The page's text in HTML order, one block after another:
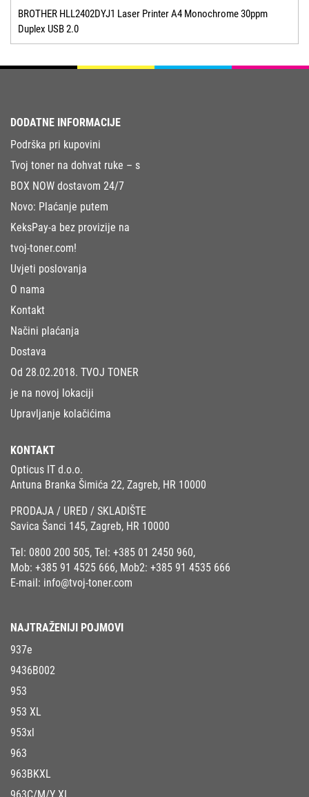
BROTHER HLL2402DYJ1 Laser Printer A4 Monochrome 30ppm
Duplex USB 2.0
DODATNE INFORMACIJE
Podrška pri kupovini
Tvoj toner na dohvat ruke – s
BOX NOW dostavom 24/7
Novo: Plaćanje putem
KeksPay-a bez provizije na
tvoj-toner.com!
Uvjeti poslovanja
O nama
Kontakt
Načini plaćanja
Dostava
Od 28.02.2018. TVOJ TONER
je na novoj lokaciji
Upravljanje kolačićima
KONTAKT
Opticus IT d.o.o.
Antuna Branka Šimića 22, Zagreb, HR 10000
PRODAJA / URED / SKLADIŠTE
Savica Šanci 145, Zagreb, HR 10000
Tel: 0800 200 505, Tel: +385 01 2450 960,
Mob: +385 91 4525 666, Mob2: +385 91 4535 666
E-mail: info@tvoj-toner.com
NAJTRAŽENIJI POJMOVI
937e
9436B002
953
953 XL
953xl
963
963BKXL
963C/M/Y XL